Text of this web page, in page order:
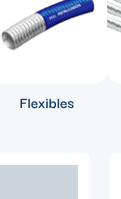
Flexibles